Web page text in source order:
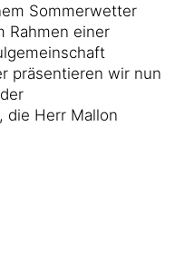
Sommerwetter
Rahmen einer
präsentieren wir nun
die Herr Mallon